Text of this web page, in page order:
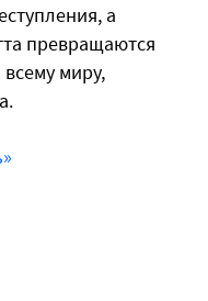
а
превращаются
миру,